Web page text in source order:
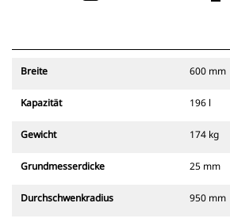
Breite 600 mm
Kapazität 196 l
Gewicht 174 kg
Grundmesserdicke 25 mm
Durchschwenkradius 950 mm